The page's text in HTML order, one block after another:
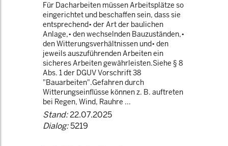
Für Dacharbeiten müssen Arbeitsplätze so
eingerichtet und beschaffen sein, dass sie
entsprechend• der Art der baulichen
Anlage,• den wechselnden Bauzuständen,•
den Witterungsverhältnissen und• den
jeweils auszuführenden Arbeiten ein
sicheres Arbeiten gewährleisten.Siehe § 8
Abs. 1 der DGUV Vorschrift 38
"Bauarbeiten".Gefahren durch
Witterungseinflüsse können z. B. auftreten
bei Regen, Wind, Rauhre ...
Stand:22.07.2025
Dialog:5219